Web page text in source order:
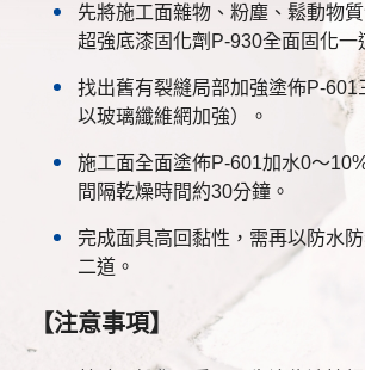
先將施工面雜物、粉塵、鬆動物
超強底漆固化劑P-930全面固化一
找出舊有裂縫局部加強塗佈P-601
以玻璃纖維網加強）。
施工面全面塗佈P-601加水0～
間隔乾燥時間約30分鐘。
完成面具高回黏性，需再以防水
二道。
【注意事項】